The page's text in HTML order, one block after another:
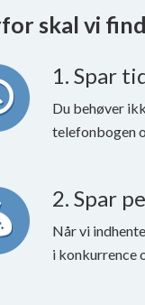
skal vi
1. Spar
Du behøver
telefonbogen
2. Spar
Når vi
i konkurrence